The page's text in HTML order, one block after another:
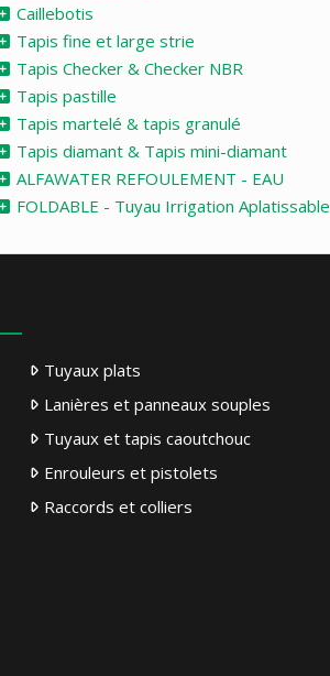
Caillebotis
Tapis fine et large strie
Tapis Checker & Checker NBR
Tapis pastille
Tapis martelé & tapis granulé
Tapis diamant & Tapis mini-diamant
ALFAWATER REFOULEMENT - EAU
FOLDABLE - Tuyau Irrigation Aplatissable
Tuyaux plats
Lanières et panneaux souples
Tuyaux et tapis caoutchouc
Enrouleurs et pistolets
Raccords et colliers